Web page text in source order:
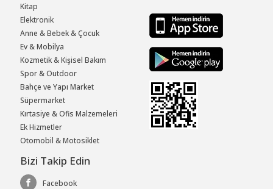
Kitap
Elektronik
Anne & Bebek & Çocuk
Ev & Mobilya
Kozmetik & Kişisel Bakım
Spor & Outdoor
Bahçe ve Yapı Market
Süpermarket
Kırtasiye & Ofis Malzemeleri
Ek Hizmetler
Otomobil & Motosiklet
Bizi Takip Edin
Facebook